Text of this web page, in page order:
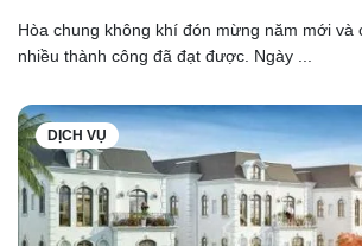
Hòa chung không khí đón mừng năm mới và
nhiều thành công đã đạt được. Ngày ...
DỊCH VỤ